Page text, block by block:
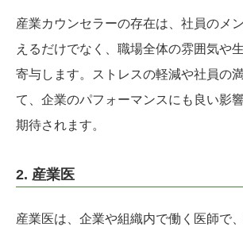
産業カウンセラーの存在は、社員のメ
えるだけでなく、職場全体の雰囲気や
寄与します。ストレスの軽減や社員の
て、企業のパフォーマンスにも良い影
期待されます。
2. 産業医
産業医は、企業や組織内で働く医師で